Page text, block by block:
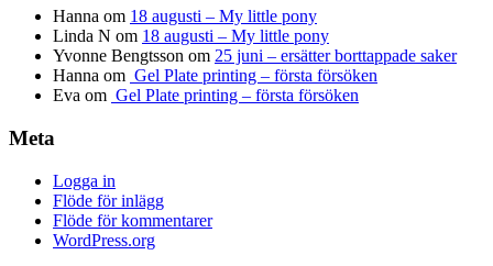
Hanna om 18 augusti – My little pony
Linda N om 18 augusti – My little pony
Yvonne Bengtsson om 25 juni – ersätter borttappade saker
Hanna om Gel Plate printing – första försöken
Eva om Gel Plate printing – första försöken
Meta
Logga in
Flöde för inlägg
Flöde för kommentarer
WordPress.org